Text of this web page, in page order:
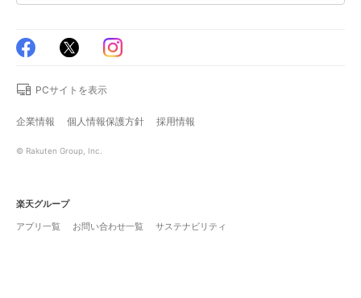
PCサイトを表示
企業情報 個人情報保護方針 採用情報
© Rakuten Group, Inc.
楽天グループ
アプリ一覧
お問い合わせ一覧 サステナビリティ